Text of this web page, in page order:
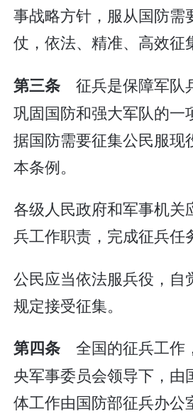
事战略方针，服从国防需
仗，依法、精准、高效征
第三条 征兵是保障军队
巩固国防和强大军队的一
据国防需要征集公民服现
本条例。
各级人民政府和军事机关
兵工作职责，完成征兵任
公民应当依法服兵役，自
规定接受征集。
第四条 全国的征兵工作
央军事委员会领导下，由
体工作由国防部征兵办公